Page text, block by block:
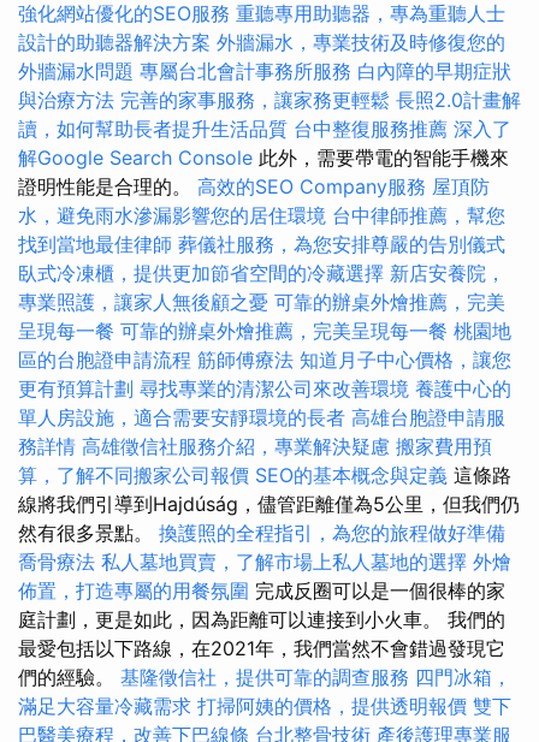
強化網站優化的SEO服務 重聽專用助聽器，專為重聽人士
設計的助聽器解決方案 外牆漏水，專業技術及時修復您的
外牆漏水問題 專屬台北會計事務所服務 白內障的早期症狀
與治療方法 完善的家事服務，讓家務更輕鬆 長照2.0計畫解
讀，如何幫助長者提升生活品質 台中整復服務推薦 深入了
解Google Search Console 此外，需要帶電的智能手機來
證明性能是合理的。 高效的SEO Company服務 屋頂防
水，避免雨水滲漏影響您的居住環境 台中律師推薦，幫您
找到當地最佳律師 葬儀社服務，為您安排尊嚴的告別儀式
臥式冷凍櫃，提供更加節省空間的冷藏選擇 新店安養院，
專業照護，讓家人無後顧之憂 可靠的辦桌外燴推薦，完美
呈現每一餐 可靠的辦桌外燴推薦，完美呈現每一餐 桃園地
區的台胞證申請流程 筋師傅療法 知道月子中心價格，讓您
更有預算計劃 尋找專業的清潔公司來改善環境 養護中心的
單人房設施，適合需要安靜環境的長者 高雄台胞證申請服
務詳情 高雄徵信社服務介紹，專業解決疑慮 搬家費用預
算，了解不同搬家公司報價 SEO的基本概念與定義 這條路
線將我們引導到Hajdúság，儘管距離僅為5公里，但我們仍
然有很多景點。 換護照的全程指引，為您的旅程做好準備
喬骨療法 私人墓地買賣，了解市場上私人墓地的選擇 外燴
佈置，打造專屬的用餐氛圍 完成反圈可以是一個很棒的家
庭計劃，更是如此，因為距離可以連接到小火車。 我們的
最愛包括以下路線，在2021年，我們當然不會錯過發現它
們的經驗。 基隆徵信社，提供可靠的調查服務 四門冰箱，
滿足大容量冷藏需求 打掃阿姨的價格，提供透明報價 雙下
巴醫美療程，改善下巴線條 台北整骨技術 產後護理專業服